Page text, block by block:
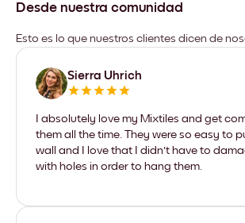
Desde nuestra comunidad
Esto es lo que nuestros clientes dicen de
Sierra Uhrich
I absolutely love my Mixtiles and get
them all the time. They were so easy to
wall and I love that I didn't have to
with holes in order to hang them.